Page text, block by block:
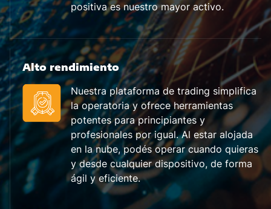
positiva es nuestro mayor activo.
Alto rendimiento
Nuestra plataforma de trading simplifica
la operatoria y ofrece herramientas
potentes para principiantes y
profesionales por igual. Al estar alojada
en la nube, podés operar cuando quieras
y desde cualquier dispositivo, de forma
ágil y eficiente.